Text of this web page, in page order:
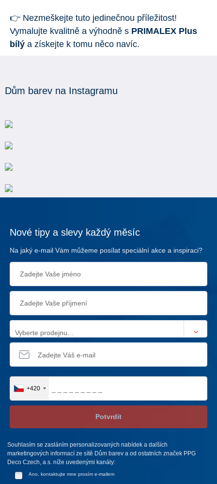
👉 Nezmeškejte tuto jedinečnou příležitost!
Vymalujte kvalitně a výhodně s PRIMALEX Plus
bílý a získejte k tomu něco navíc.
Dům barev na Instagramu
Nové tipy a slevy každý měsíc
Na jaký e-mail Vám můžeme posílat speciální akce a inspiraci?
Vyberte prodejnu…
+420
Potvrdit
Souhlasím se zasláním personalizovaných nabídek a dalších
marketingových informací ze sítě Dům barev a od ostatních značek PPG
Deco Czech, a.s. níže uvedenými kanály:
Ano, kontaktujte mne prosím e-mailem